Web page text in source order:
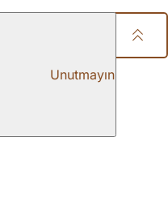
Unutmayın